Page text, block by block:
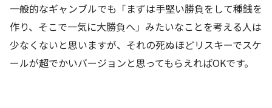
一般的なギャンブルでも「まずは手堅い勝負をして種銭を
作り、そこで一気に大勝負へ」みたいなことを考える人は
少なくないと思いますが、それの死ぬほどリスキーでスケ
ールが超でかいバージョンと思ってもらえればOKです。